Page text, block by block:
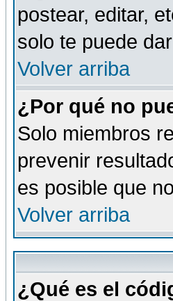
postear, editar,
solo te puede
Volver arriba
¿Por qué no
Solo miembros
prevenir
es posible que
Volver arriba
¿Qué es el